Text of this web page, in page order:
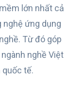
lớn nhất cả
nghệ ứng dụng
Từ đó góp
nghề Việt
quốc tế.